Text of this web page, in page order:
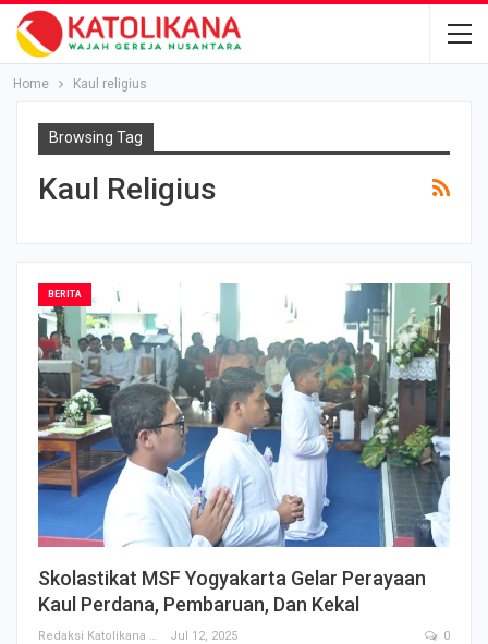
Home Kaul religius
Browsing Tag
Kaul Religius
BERITA
Skolastikat MSF Yogyakarta Gelar Perayaan
Kaul Perdana, Pembaruan, Dan Kekal
Redaksi Katolikana Jul 12, 2025 0